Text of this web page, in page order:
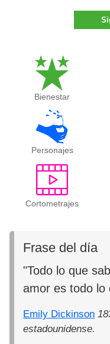
Bienestar
Personajes
Cortometrajes
Frase del día
"Todo lo que
amor es todo lo
Emily Dickinson
estadounidense.